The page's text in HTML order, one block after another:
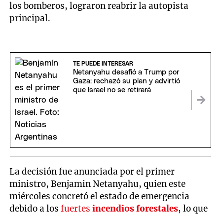
los bomberos, lograron reabrir la autopista
principal.
TE PUEDE INTERESAR
Netanyahu desafió a Trump por
Gaza: rechazó su plan y advirtió
que Israel no se retirará
La decisión fue anunciada por el primer
ministro, Benjamin Netanyahu, quien este
miércoles concretó el estado de emergencia
debido a losfuertesincendios forestales, lo que